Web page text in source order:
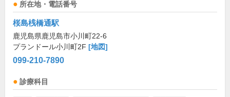
所在地・電話番号
桜島桟橋通駅
鹿児島県鹿児島市小川町22-6
プランドール小川町2F [地図]
099-210-7890
診療科目